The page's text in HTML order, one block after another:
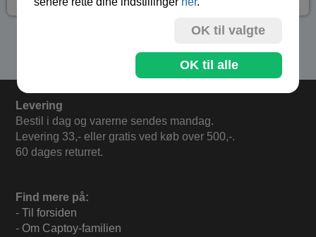
Levering
Bestil i dag og varerne sendes mandag.
Levering 33,- eller gratis ved køb over 500,-.
60 dages returret.
Find mere på:
- Til forsiden
- Om Captoy-familien
OK til valgte
OK til alle